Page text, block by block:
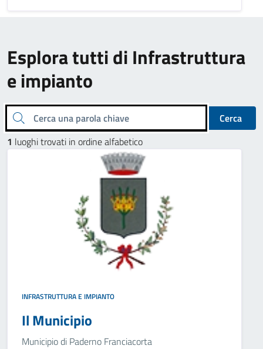
Esplora tutti di Infrastruttura
e impianto
Cerca una parola chiave
Cerca
1 luoghi trovati in ordine alfabetico
INFRASTRUTTURA E IMPIANTO
Il Municipio
Municipio di Paderno Franciacorta